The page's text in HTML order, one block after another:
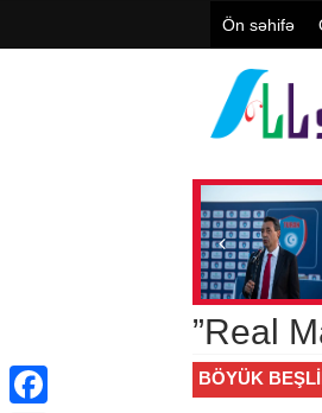
Ön səhifə
başqanı: “Biz idman
klubuyuq, bizim
ideologiya ilə işimiz
ola bilməz”
”Real
BÖYÜK